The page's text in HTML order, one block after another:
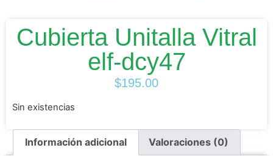
Cubierta Unitalla Vitral
elf-dcy47
$195.00
Sin existencias
Información adicional Valoraciones (0)